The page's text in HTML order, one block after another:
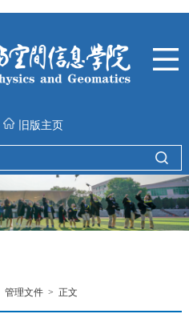
旧版主页
管理文件 > 正文